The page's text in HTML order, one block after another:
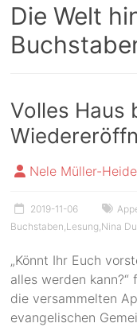
Die Welt
Volles Haus
Nele Müller-
2019-11-06
Buchstaben Lesung Nina
„Könnt Ihr Euch
alles werden
die versammelten
evangelischen